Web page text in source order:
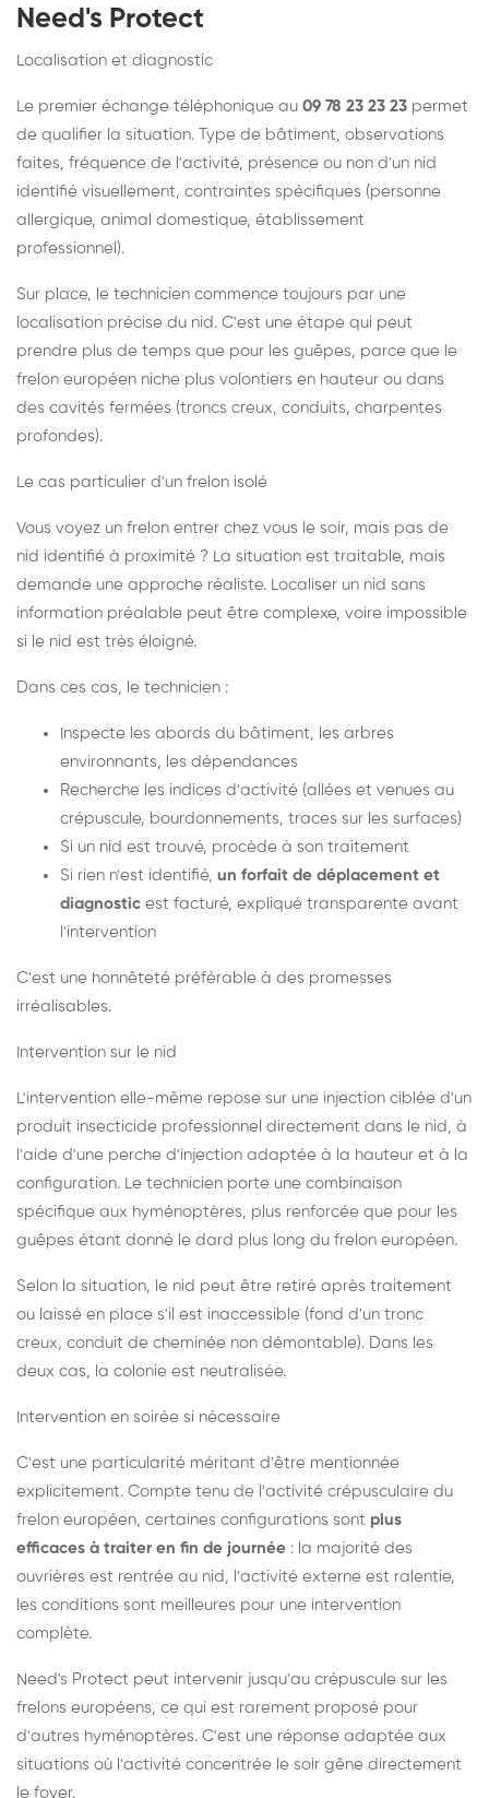
Need's Protect
Localisation et diagnostic
Le premier échange téléphonique au 09 78 23 23 23 permet
de qualifier la situation. Type de bâtiment, observations
faites, fréquence de l'activité, présence ou non d'un nid
identifié visuellement, contraintes spécifiques (personne
allergique, animal domestique, établissement
professionnel).
Sur place, le technicien commence toujours par une
localisation précise du nid. C'est une étape qui peut
prendre plus de temps que pour les guêpes, parce que le
frelon européen niche plus volontiers en hauteur ou dans
des cavités fermées (troncs creux, conduits, charpentes
profondes).
Le cas particulier d'un frelon isolé
Vous voyez un frelon entrer chez vous le soir, mais pas de
nid identifié à proximité ? La situation est traitable, mais
demande une approche réaliste. Localiser un nid sans
information préalable peut être complexe, voire impossible
si le nid est très éloigné.
Dans ces cas, le technicien :
Inspecte les abords du bâtiment, les arbres
environnants, les dépendances
Recherche les indices d'activité (allées et venues au
crépuscule, bourdonnements, traces sur les surfaces)
Si un nid est trouvé, procède à son traitement
Si rien n'est identifié, un forfait de déplacement et
diagnostic est facturé, expliqué transparente avant
l'intervention
C'est une honnêteté préférable à des promesses
irréalisables.
Intervention sur le nid
L'intervention elle-même repose sur une injection ciblée d'un
produit insecticide professionnel directement dans le nid, à
l'aide d'une perche d'injection adaptée à la hauteur et à la
configuration. Le technicien porte une combinaison
spécifique aux hyménoptères, plus renforcée que pour les
guêpes étant donné le dard plus long du frelon européen.
Selon la situation, le nid peut être retiré après traitement
ou laissé en place s'il est inaccessible (fond d'un tronc
creux, conduit de cheminée non démontable). Dans les
deux cas, la colonie est neutralisée.
Intervention en soirée si nécessaire
C'est une particularité méritant d'être mentionnée
explicitement. Compte tenu de l'activité crépusculaire du
frelon européen, certaines configurations sont plus
efficaces à traiter en fin de journée : la majorité des
ouvrières est rentrée au nid, l'activité externe est ralentie,
les conditions sont meilleures pour une intervention
complète.
Need's Protect peut intervenir jusqu'au crépuscule sur les
frelons européens, ce qui est rarement proposé pour
d'autres hyménoptères. C'est une réponse adaptée aux
situations où l'activité concentrée le soir gêne directement
le foyer.